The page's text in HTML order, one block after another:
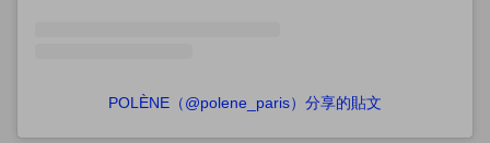
POLÈNE（@polene_paris）分享的貼文